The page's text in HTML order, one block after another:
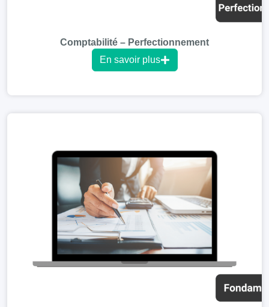
Comptabilité – Perfectionnement
En savoir plus